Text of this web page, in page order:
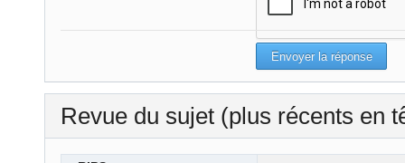
Revue du sujet (plus récents en